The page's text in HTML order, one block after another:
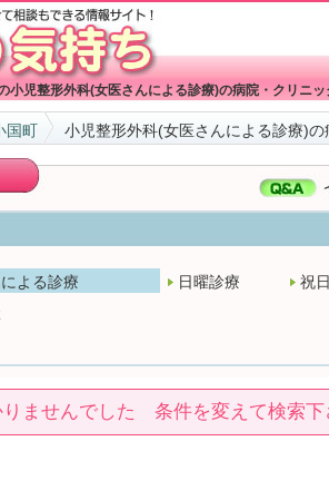
小児整形外科(女医さんによる診療)の病院・クリニッ
国町 小児整形外科(女医さんによる診療)
よる診療 日曜診療 祝
りませんでした 条件を変えて検索